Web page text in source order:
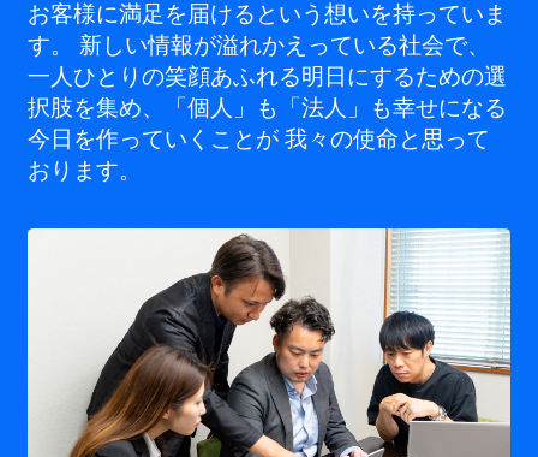
お客様に満足を届けるという想いを持っていま
す。 新しい情報が溢れかえっている社会で、
一人ひとりの笑顔あふれる明日にするための選
択肢を集め、「個人」も「法人」も幸せになる
今日を作っていくことが 我々の使命と思って
おります。